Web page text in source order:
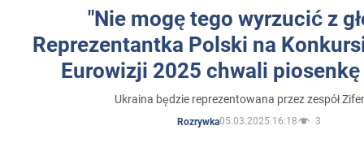
"Nie mogę tego wyrzucić z
Reprezentantka Polski na
Eurowizji 2025 chwali
Ukraina będzie reprezentowana przez zespół
Rozrywka05.03.2025 16:18 3